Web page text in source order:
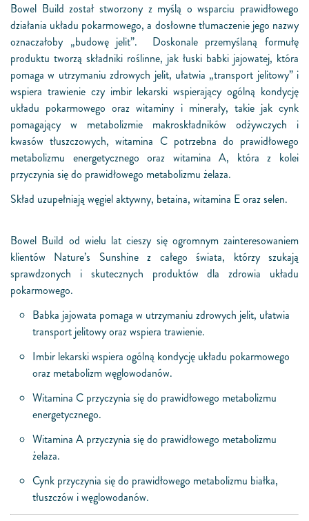
Bowel Build został stworzony z myślą o wsparciu prawidłowego
działania układu pokarmowego, a dosłowne tłumaczenie jego nazwy
oznaczałoby „budowę jelit”. Doskonale przemyślaną formułę
produktu tworzą składniki roślinne, jak łuski babki jajowatej, która
pomaga w utrzymaniu zdrowych jelit, ułatwia „transport jelitowy” i
wspiera trawienie czy imbir lekarski wspierający ogólną kondycję
układu pokarmowego oraz witaminy i minerały, takie jak cynk
pomagający w metabolizmie makroskładników odżywczych i
kwasów tłuszczowych, witamina C potrzebna do prawidłowego
metabolizmu energetycznego oraz witamina A, która z kolei
przyczynia się do prawidłowego metabolizmu żelaza.
Skład uzupełniają węgiel aktywny, betaina, witamina E oraz selen.
Bowel Build od wielu lat cieszy się ogromnym zainteresowaniem
klientów Nature’s Sunshine z całego świata, którzy szukają
sprawdzonych i skutecznych produktów dla zdrowia układu
pokarmowego.
Babka jajowata pomaga w utrzymaniu zdrowych jelit, ułatwia
transport jelitowy oraz wspiera trawienie.
Imbir lekarski wspiera ogólną kondycję układu pokarmowego
oraz metabolizm węglowodanów.
Witamina C przyczynia się do prawidłowego metabolizmu
energetycznego.
Witamina A przyczynia się do prawidłowego metabolizmu
żelaza.
Cynk przyczynia się do prawidłowego metabolizmu białka,
tłuszczów i węglowodanów.